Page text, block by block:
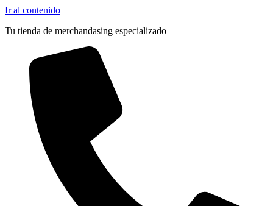
Ir al contenido
Tu tienda de merchandasing especializado